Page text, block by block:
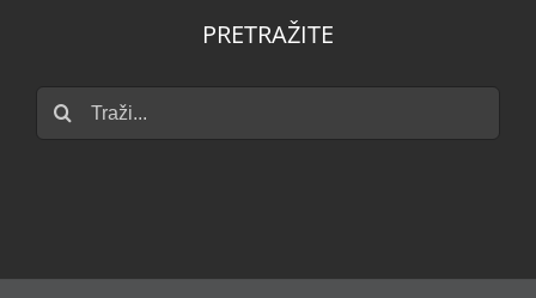
PRETRAŽITE
Traži...